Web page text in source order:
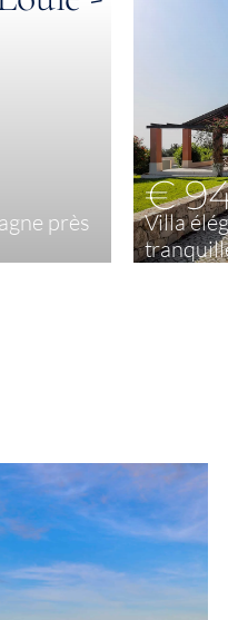
près
€
Villa